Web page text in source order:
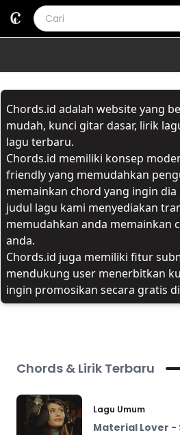
Home
Genre Country Bahasa
Lagu Umum
Terjemahan
Daftar Isi
Chords.id adalah website yang
mudah, kunci gitar dasar, lirik
lagu terbaru.
Chords.id memiliki konsep
friendly yang memudahkan
memainkan chord yang ingin
judul lagu kami menyediakan
memudahkan anda memainkan
anda.
Chords.id juga memiliki fitur
mendukung user menerbitkan
ingin promosikan secara gratis
Chords & Lirik Terbaru
Lagu Umum
Material Lover -